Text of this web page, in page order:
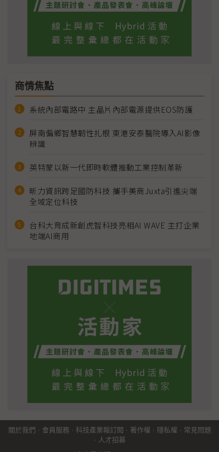
商情焦點
系統內部電路中 主晶片內部電源提供EOS防護
屏南偏鄉智慧韌性扎根 東港安泰醫院導入AI影像
辨識
英特蒙以新一代即時軟體推動工業控制革新
昕力資訊跨足國防科技 攜手美商Juxta引進尖端
全域定位科技
台科大育成新創虎智科技亮相AI WAVE 主打企業
地端AI商用
關於我們 · 會員服務 · 科技產業報訂閱 · 著作權 · 隱私權 · 常見問題
· 人才招募